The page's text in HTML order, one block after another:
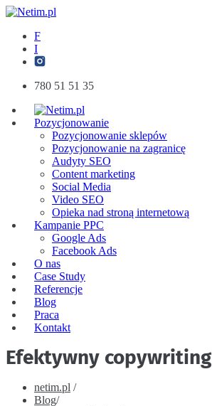
F
I
780 51 51 35
Pozycjonowanie
Pozycjonowanie sklepów
Pozycjonowanie na zagranicę
Audyty SEO
Content marketing
Social Media
Video SEO
Opieka nad stroną internetową
Kampanie PPC
Google Ads
Facebook Ads
O nas
Case Study
Referencje
Blog
Praca
Kontakt
Efektywny copywriting
netim.pl /
Blog/